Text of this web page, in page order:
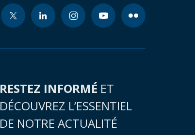
RESTEZ INFORMÉ ET
DÉCOUVREZ L’ESSENTIEL
DE NOTRE ACTUALITÉ